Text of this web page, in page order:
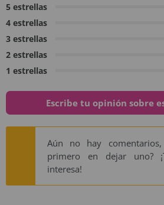
5 estrellas
4 estrellas
3 estrellas
2 estrellas
1 estrellas
Escribe tu opinión sobre
Aún no hay
primero en dejar uno?
interesa!